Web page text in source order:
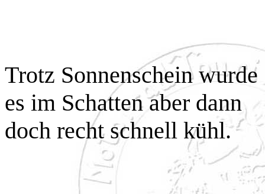
Trotz Sonnenschein wurde
es im Schatten aber dann
doch recht schnell kühl.